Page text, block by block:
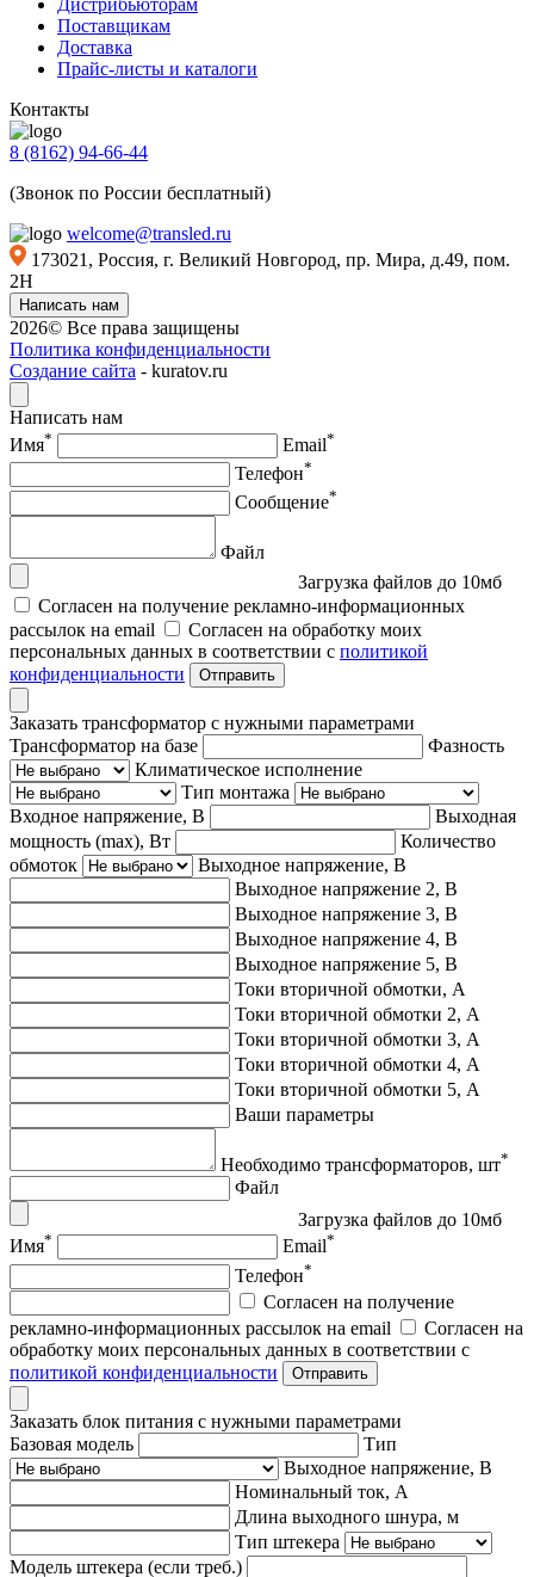
Дистрибьюторам
Поставщикам
Доставка
Прайс-листы и каталоги
Контакты
8 (8162) 94-66-44
(Звонок по России бесплатный)
welcome@transled.ru
173021, Россия, г. Великий Новгород, пр. Мира, д.49, пом.
2Н
Написать нам
2026© Все права защищены
Политика конфиденциальности
Создание сайта - kuratov.ru
Написать нам
Имя* Email*
Телефон*
Сообщение*
Файл
Загрузка файлов до 10мб
Согласен на получение рекламно-информационных
рассылок на email
Согласен на обработку моих
персональных данных в соответствии с политикой
конфиденциальности
Отправить
Заказать трансформатор с нужными параметрами
Трансформатор на базе
Фазность
Климатическое исполнение
Тип монтажа
Входное напряжение, В
Выходная
мощность (max), Вт
Количество
обмоток
Выходное напряжение, В
Выходное напряжение 2, В
Выходное напряжение 3, В
Выходное напряжение 4, В
Выходное напряжение 5, В
Токи вторичной обмотки, А
Токи вторичной обмотки 2, А
Токи вторичной обмотки 3, А
Токи вторичной обмотки 4, А
Токи вторичной обмотки 5, А
Ваши параметры
Необходимо трансформаторов, шт*
Файл
Загрузка файлов до 10мб
Имя* Email*
Телефон*
Согласен на получение
рекламно-информационных рассылок на email
Согласен на
обработку моих персональных данных в соответствии с
политикой конфиденциальности
Отправить
Заказать блок питания с нужными параметрами
Базовая модель
Тип
Выходное напряжение, В
Номинальный ток, А
Длина выходного шнура, м
Тип штекера
Модель штекера (если треб.)